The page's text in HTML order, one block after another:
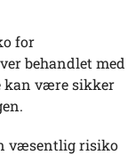
for
behandlet med
kan være sikker
væsentlig risiko